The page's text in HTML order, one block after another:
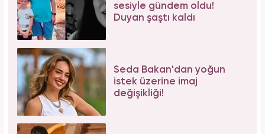
sesiyle gündem oldu!
Duyan şaştı kaldı
Seda Bakan'dan yoğun
istek üzerine imaj
değişikliği!